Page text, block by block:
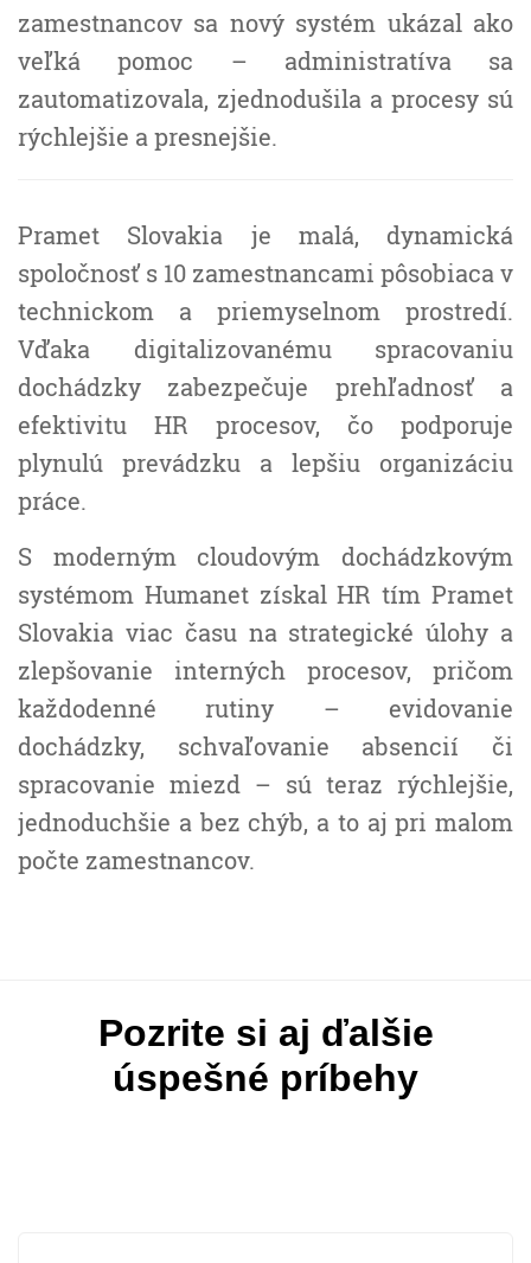
zamestnancov sa nový systém ukázal ako
veľká pomoc – administratíva sa
zautomatizovala, zjednodušila a procesy sú
rýchlejšie a presnejšie.
Pramet Slovakia je malá, dynamická
spoločnosť s 10 zamestnancami pôsobiaca v
technickom a priemyselnom prostredí.
Vďaka digitalizovanému spracovaniu
dochádzky zabezpečuje prehľadnosť a
efektivitu HR procesov, čo podporuje
plynulú prevádzku a lepšiu organizáciu
práce.
S moderným cloudovým dochádzkovým
systémom Humanet získal HR tím Pramet
Slovakia viac času na strategické úlohy a
zlepšovanie interných procesov, pričom
každodenné rutiny – evidovanie
dochádzky, schvaľovanie absencií či
spracovanie miezd – sú teraz rýchlejšie,
jednoduchšie a bez chýb, a to aj pri malom
počte zamestnancov.
Pozrite si aj ďalšie
úspešné príbehy